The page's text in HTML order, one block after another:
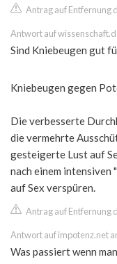
Antrag auf Entfernung
Antwort auf
Sind Kniebeugen gut
Kniebeugen gegen
Die verbesserte
die vermehrte
gesteigerte Lust auf
nach einem
auf Sex verspüren.
Antrag auf Entfernung
Antwort auf impotenz.net
Was passiert wenn